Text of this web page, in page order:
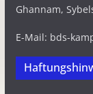
Ghannam,
E-Mail: bds-